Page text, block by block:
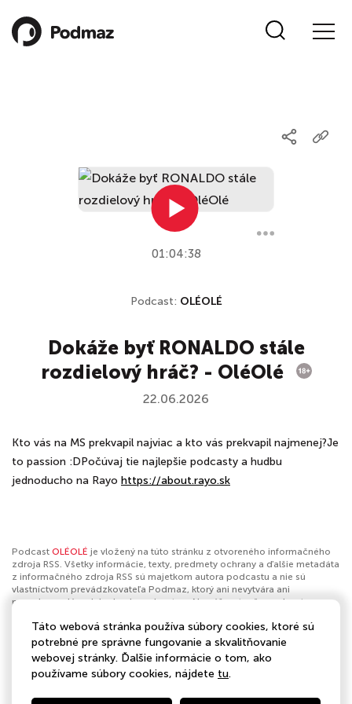
01:04:38
Podcast: OLÉOLÉ
Dokáže byť RONALDO stále
rozdielový hráč? - OléOlé
22.06.2026
Kto vás na MS prekvapil najviac a kto vás prekvapil najmenej?Je
to passion :DPočúvaj tie najlepšie podcasty a hudbu
jednoducho na Rayo https://about.rayo.sk
Podcast OLÉOLÉ je vložený na túto stránku z otvoreného informačného
zdroja RSS. Všetky informácie, texty, predmety ochrany a ďalšie metadáta
z informačného zdroja RSS sú majetkom autora podcastu a nie sú
vlastníctvom prevádzkovateľa Podmaz, ktorý ani nevytvára ani
nezodpovedá za ich obsah podcastov. Ak máš za to, že podcast
obsah. Ak je toto tvoj podcast a chceš získať kontrolu nad týmto profilom
klikni sem.
Autor:BAUER MEDIA Slovakia
Táto webová stránka používa súbory cookies, ktoré sú
potrebné pre správne fungovanie a skvalitňovanie
webovej stránky. Ďalšie informácie o tom, ako
používame súbory cookies, nájdete tu.